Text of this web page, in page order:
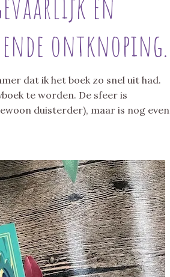
ontknoping.
dat ik het boek zo snel uit had.
te worden. De sfeer is
duisterder), maar is nog even